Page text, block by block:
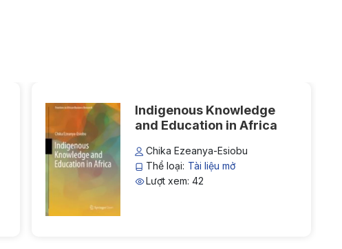
Indigenous Knowledge
and Education in Africa
Chika Ezeanya-Esiobu
Thể loại: Tài liệu mở
Lượt xem: 42